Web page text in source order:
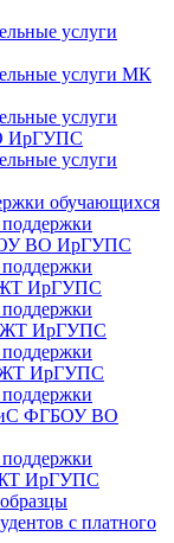
услуги
услуги МК
услуги
ИрГУПС
услуги
обучающихся
ВО ИрГУПС
ИрГУПС
ИрГУПС
ИрГУПС
ФГБОУ ВО
ИрГУПС
с платного